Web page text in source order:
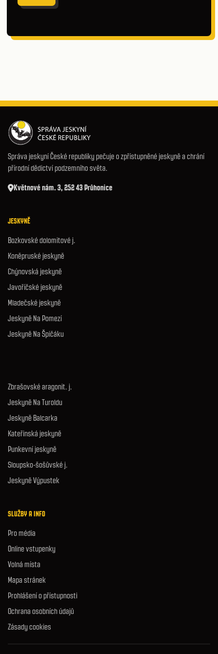
Správa jeskyní České republiky pečuje o zpřístupněné jeskyně a chrání
přírodní dědictví podzemního světa.
Květnové nám. 3, 252 43 Průhonice
JESKYNĚ
Bozkovské dolomitové j.
Koněpruské jeskyně
Chýnovská jeskyně
Javoříčské jeskyně
Mladečské jeskyně
Jeskyně Na Pomezí
Jeskyně Na Špičáku
Zbrašovské aragonit. j.
Jeskyně Na Turoldu
Jeskyně Balcarka
Kateřinská jeskyně
Punkevní jeskyně
Sloupsko-šošůvské j.
Jeskyně Výpustek
SLUŽBY A INFO
Pro média
Online vstupenky
Volná místa
Mapa stránek
Prohlášení o přístupnosti
Ochrana osobních údajů
Zásady cookies